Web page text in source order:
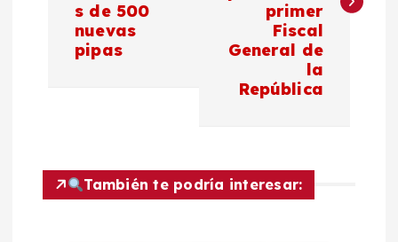
c
s de 500
nuevas
pipas
primer
Fiscal
General de
la
República
También te podría interesar: